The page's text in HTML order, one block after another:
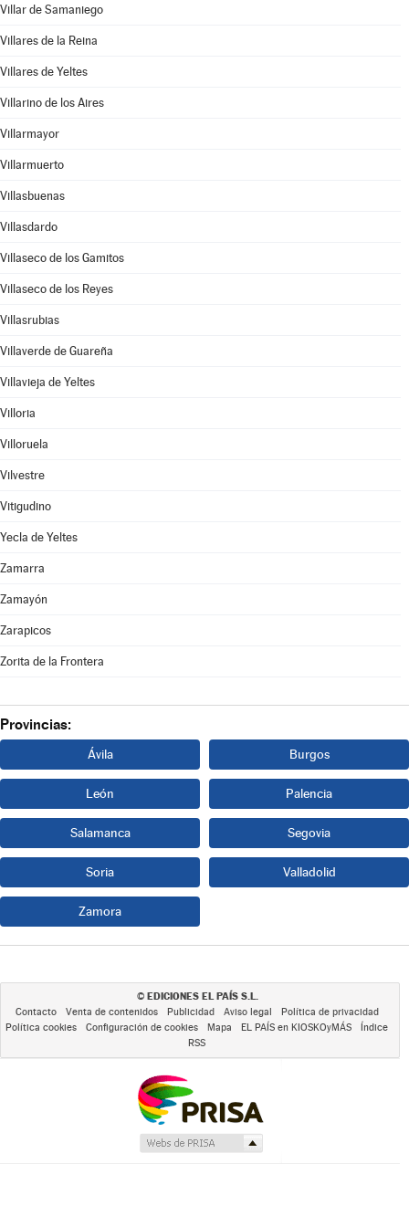
Villar de Samaniego
Villares de la Reina
Villares de Yeltes
Villarino de los Aires
Villarmayor
Villarmuerto
Villasbuenas
Villasdardo
Villaseco de los Gamitos
Villaseco de los Reyes
Villasrubias
Villaverde de Guareña
Villavieja de Yeltes
Villoria
Villoruela
Vilvestre
Vitigudino
Yecla de Yeltes
Zamarra
Zamayón
Zarapicos
Zorita de la Frontera
Provincias:
Ávila Burgos
León Palencia
Salamanca Segovia
Soria Valladolid
Zamora
© EDICIONES EL PAÍS S.L.
Contacto Venta de contenidos Publicidad Aviso legal
Política de privacidad
Política cookies
Configuración de cookies Mapa EL PAÍS en KIOSKOyMÁS
Índice
RSS